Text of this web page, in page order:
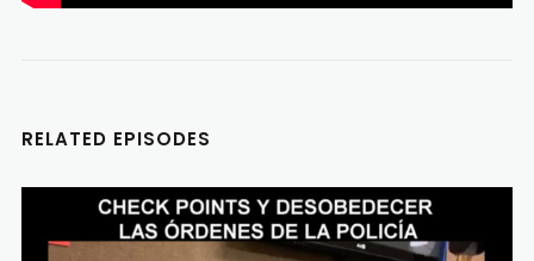
RELATED EPISODES